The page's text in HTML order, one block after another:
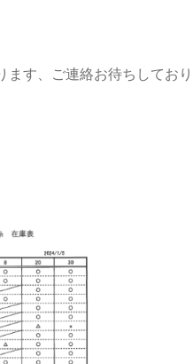
ます、ご連絡お待ちしており